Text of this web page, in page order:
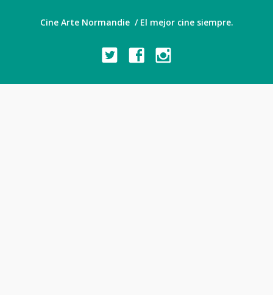
Cine Arte Normandie / El mejor cine siempre.